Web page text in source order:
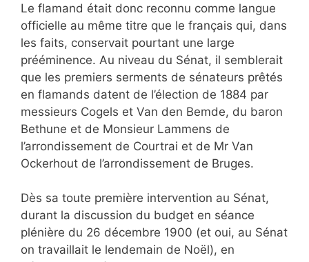
Le flamand était donc reconnu comme langue
officielle au même titre que le français qui, dans
les faits, conservait pourtant une large
prééminence. Au niveau du Sénat, il semblerait
que les premiers serments de sénateurs prêtés
en flamands datent de l’élection de 1884 par
messieurs Cogels et Van den Bemde, du baron
Bethune et de Monsieur Lammens de
l’arrondissement de Courtrai et de Mr Van
Ockerhout de l’arrondissement de Bruges.
Dès sa toute première intervention au Sénat,
durant la discussion du budget en séance
plénière du 26 décembre 1900 (et oui, au Sénat
on travaillait le lendemain de Noël), en